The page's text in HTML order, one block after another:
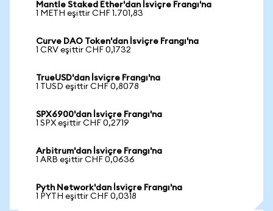
Mantle Staked Ether'dan İsviçre Frangı'na
1 METH eşittir CHF 1.701,83
Curve DAO Token'dan İsviçre Frangı'na
1 CRV eşittir CHF 0,1732
TrueUSD'dan İsviçre Frangı'na
1 TUSD eşittir CHF 0,8078
SPX6900'dan İsviçre Frangı'na
1 SPX eşittir CHF 0,2719
Arbitrum'dan İsviçre Frangı'na
1 ARB eşittir CHF 0,0636
Pyth Network'dan İsviçre Frangı'na
1 PYTH eşittir CHF 0,0318